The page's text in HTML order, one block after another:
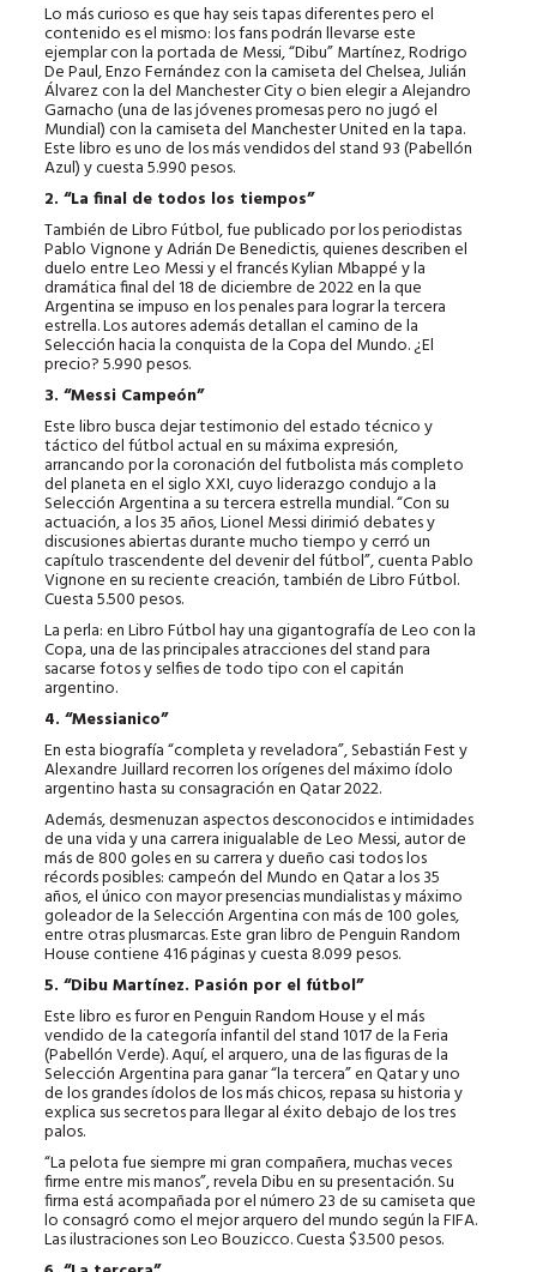
Lo más curioso es que hay seis tapas diferentes pero el
contenido es el mismo: los fans podrán llevarse este
ejemplar con la portada de Messi, “Dibu” Martínez, Rodrigo
De Paul, Enzo Fernández con la camiseta del Chelsea, Julián
Álvarez con la del Manchester City o bien elegir a Alejandro
Garnacho (una de las jóvenes promesas pero no jugó el
Mundial) con la camiseta del Manchester United en la tapa.
Este libro es uno de los más vendidos del stand 93 (Pabellón
Azul) y cuesta 5.990 pesos.
2. “La final de todos los tiempos”
También de Libro Fútbol, fue publicado por los periodistas
Pablo Vignone y Adrián De Benedictis, quienes describen el
duelo entre Leo Messi y el francés Kylian Mbappé y la
dramática final del 18 de diciembre de 2022 en la que
Argentina se impuso en los penales para lograr la tercera
estrella. Los autores además detallan el camino de la
Selección hacia la conquista de la Copa del Mundo. ¿El
precio? 5.990 pesos.
3. “Messi Campeón”
Este libro busca dejar testimonio del estado técnico y
táctico del fútbol actual en su máxima expresión,
arrancando por la coronación del futbolista más completo
del planeta en el siglo XXI, cuyo liderazgo condujo a la
Selección Argentina a su tercera estrella mundial. “Con su
actuación, a los 35 años, Lionel Messi dirimió debates y
discusiones abiertas durante mucho tiempo y cerró un
capítulo trascendente del devenir del fútbol”, cuenta Pablo
Vignone en su reciente creación, también de Libro Fútbol.
Cuesta 5.500 pesos.
La perla: en Libro Fútbol hay una gigantografía de Leo con la
Copa, una de las principales atracciones del stand para
sacarse fotos y selfies de todo tipo con el capitán
argentino.
4. “Messianico”
En esta biografía “completa y reveladora”, Sebastián Fest y
Alexandre Juillard recorren los orígenes del máximo ídolo
argentino hasta su consagración en Qatar 2022.
Además, desmenuzan aspectos desconocidos e intimidades
de una vida y una carrera inigualable de Leo Messi, autor de
más de 800 goles en su carrera y dueño casi todos los
récords posibles: campeón del Mundo en Qatar a los 35
años, el único con mayor presencias mundialistas y máximo
goleador de la Selección Argentina con más de 100 goles,
entre otras plusmarcas. Este gran libro de Penguin Random
House contiene 416 páginas y cuesta 8.099 pesos.
5. “Dibu Martínez. Pasión por el fútbol”
Este libro es furor en Penguin Random House y el más
vendido de la categoría infantil del stand 1017 de la Feria
(Pabellón Verde). Aquí, el arquero, una de las figuras de la
Selección Argentina para ganar “la tercera” en Qatar y uno
de los grandes ídolos de los más chicos, repasa su historia y
explica sus secretos para llegar al éxito debajo de los tres
palos.
“La pelota fue siempre mi gran compañera, muchas veces
firme entre mis manos”, revela Dibu en su presentación. Su
firma está acompañada por el número 23 de su camiseta que
lo consagró como el mejor arquero del mundo según la FIFA.
Las ilustraciones son Leo Bouzicco. Cuesta $3.500 pesos.